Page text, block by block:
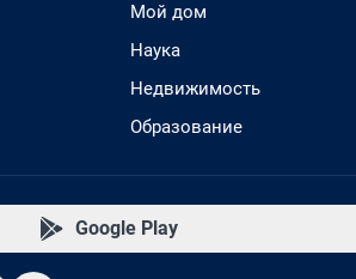
Мой дом
Наука
Недвижимость
Образование
Google Play